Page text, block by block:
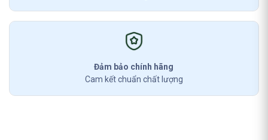
Đảm bảo chính hãng
Cam kết chuẩn chất lượng